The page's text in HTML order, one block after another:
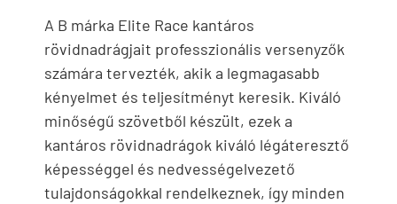
A B márka Elite Race kantáros
rövidnadrágjait professzionális versenyzők
számára tervezték, akik a legmagasabb
kényelmet és teljesítményt keresik. Kiváló
minőségű szövetből készült, ezek a
kantáros rövidnadrágok kiváló légáteresztő
képességgel és nedvességelvezető
tulajdonságokkal rendelkeznek, így minden